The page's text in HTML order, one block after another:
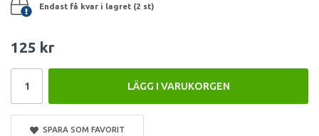
Endast få kvar i lagret (2 st)
125 kr
LÄGG I VARUKORGEN
SPARA SOM FAVORIT